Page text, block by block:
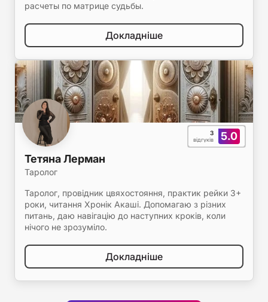
расчеты по матрице судьбы.
Докладніше
5.0
3
відгуків
Тетяна Лерман
Таролог
Таролог, провідник цвяхостояння, практик рейки 3+
роки, читання Хронік Акаші. Допомагаю з різних
питань, даю навігацію до наступних кроків, коли
нічого не зрозуміло.
Докладніше